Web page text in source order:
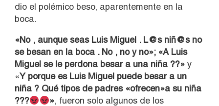
dio el polémico beso, aparentemente en la
boca.
«No , aunque seas Luis Miguel . L@s niñ@s no
se besan en la boca . No , no y no»; «A Luis
Miguel se le perdona besar a una niña ??» y
«Y porque es Luis Miguel puede besar a un
niña ? Qué tipos de padres «ofrecen»a su niña
???
», fueron solo algunos de los